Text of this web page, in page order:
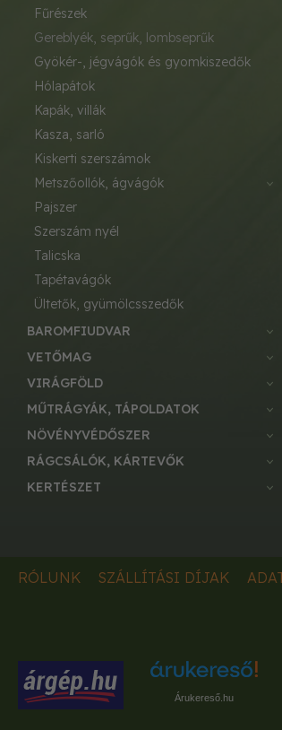
fűrészek
gereblyék, seprűk, lombseprűk
gyökér-, jégvágók és gyomkiszedők
hólapátok
kapák, villák
kasza, sarló
kiskerti szerszámok
metszőollók, ágvágók
pajszer
szerszám nyél
talicska
tapétavágók
ültetők, gyümölcsszedők
BAROMFIUDVAR
VETŐMAG
VIRÁGFÖLD
MŰTRÁGYÁK, TÁPOLDATOK
NÖVÉNYVÉDŐSZER
RÁGCSÁLÓK, KÁRTEVŐK
KERTÉSZET
RÓLUNK SZÁLLÍTÁSI DÍJAK
Árukereső.hu